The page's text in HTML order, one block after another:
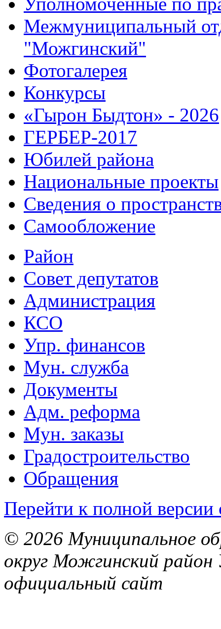
Межмуниципальный
"Можгинский"
Фотогалерея
Конкурсы
«Гырон Быдтон» - 2026
ГЕРБЕР-2017
Юбилей района
Национальные проекты
Сведения о
Самообложение
Район
Совет депутатов
Администрация
КСО
Упр. финансов
Мун. служба
Документы
Адм. реформа
Мун. заказы
Градостроительство
Обращения
Перейти к полной версии
© 2026 Муниципальное
округ Можгинский район
официальный сайт